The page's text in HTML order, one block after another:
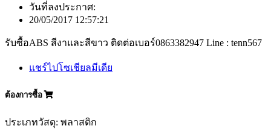
วันที่ลงประกาศ:
20/05/2017 12:57:21
รับซื้อABS สีงาและสีขาว ติดต่อเบอร์0863382947 Line : tenn567
แชร์ไปโซเชียลมีเดีย
ต้องการซื้อ
ประเภทวัสดุ: พลาสติก